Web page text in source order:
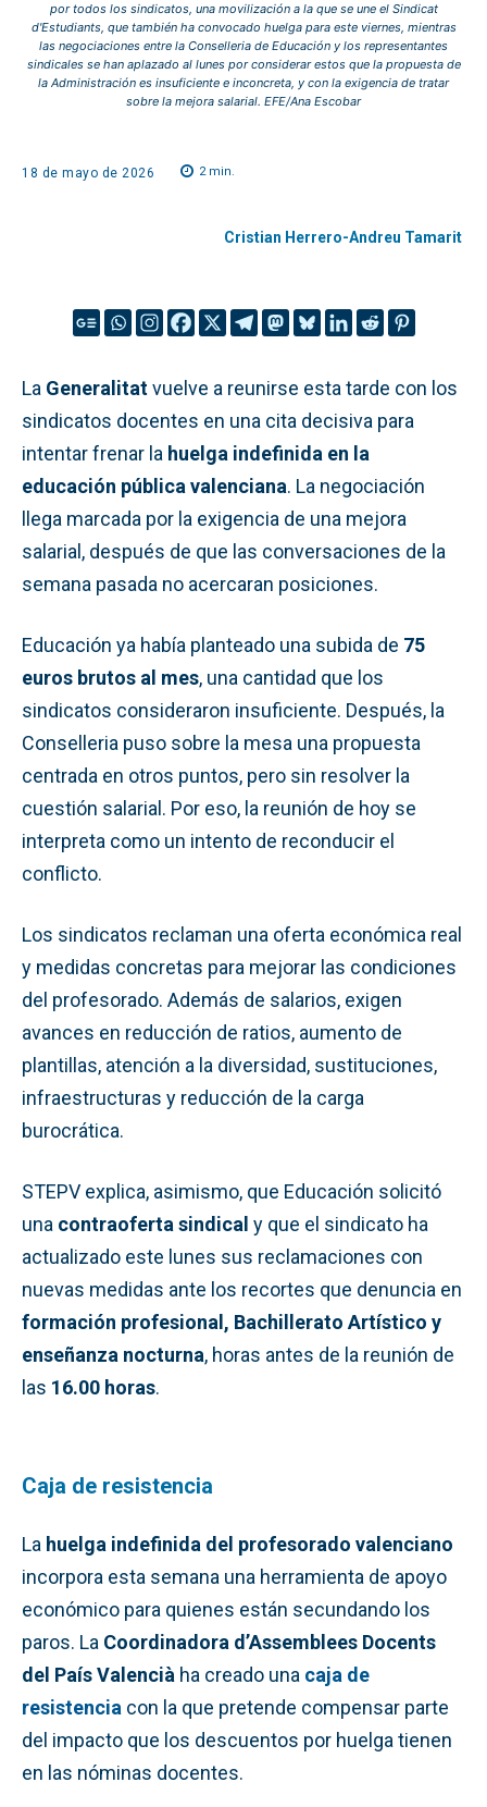
por todos los sindicatos, una movilización a la que se une el Sindicat
d'Estudiants, que también ha convocado huelga para este viernes, mientras
las negociaciones entre la Conselleria de Educación y los representantes
sindicales se han aplazado al lunes por considerar estos que la propuesta de
la Administración es insuficiente e inconcreta, y con la exigencia de tratar
sobre la mejora salarial. EFE/Ana Escobar
18 de mayo de 2026 2min.
Cristian Herrero-Andreu Tamarit
La Generalitatvuelve a reunirse esta tarde con los
sindicatos docentes en una cita decisiva para
intentar frenar la huelga indefinida en la
educación pública valenciana. La negociación
llega marcada por la exigencia de una mejora
salarial, después de que las conversaciones de la
semana pasada no acercaran posiciones.
Educación ya había planteado una subida de 75
euros brutos al mes, una cantidad que los
sindicatos consideraron insuficiente. Después, la
Conselleria puso sobre la mesa una propuesta
centrada en otros puntos, pero sin resolver la
cuestión salarial. Por eso, la reunión de hoy se
interpreta como un intento de reconducir el
conflicto.
Los sindicatos reclaman una oferta económica real
y medidas concretas para mejorar las condiciones
del profesorado. Además de salarios, exigen
avances en reducción de ratios, aumento de
plantillas, atención a la diversidad, sustituciones,
infraestructuras y reducción de la carga
burocrática.
STEPV explica, asimismo, que Educación solicitó
una contraoferta sindical y que el sindicato ha
actualizado este lunes sus reclamaciones con
nuevas medidas ante los recortes que denuncia en
formación profesional, Bachillerato Artístico y
enseñanza nocturna, horas antes de la reunión de
las 16.00 horas.
Caja de resistencia
La huelga indefinida del profesorado valenciano
incorpora esta semana una herramienta de apoyo
económico para quienes están secundando los
paros. La Coordinadora d’Assemblees Docents
del País Valencià ha creado una caja de
resistencia con la que pretende compensar parte
del impacto que los descuentos por huelga tienen
en las nóminas docentes.